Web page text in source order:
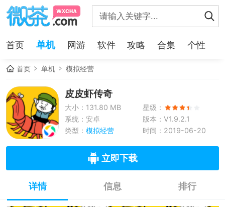
首页 单机 网游 软件 攻略 合集 个性
首页 单机 模拟经营
皮皮虾传奇
大小：131.80 MB
星级：
系统：安卓
版本：V1.9.2.1
类型： 模拟经营 时间：2019-06-20
立即下载
详情 信息 排行